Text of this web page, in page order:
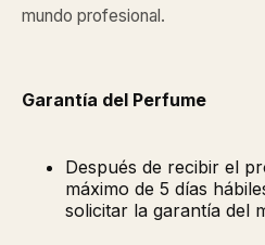
mundo profesional.
Garantía del Perfume
Después de recibir el
máximo de 5 días
solicitar la garantía del